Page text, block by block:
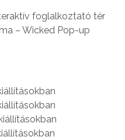
foglalkoztató tér
– Wicked Pop-up